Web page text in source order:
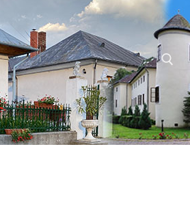
Keresése: